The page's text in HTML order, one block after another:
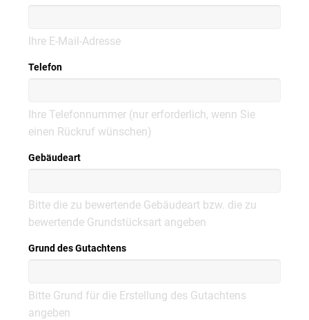
Ihre E-Mail-Adresse
Telefon
Ihre Telefonnummer (nur erforderlich, wenn Sie
einen Rückruf wünschen)
Gebäudeart
Bitte die zu bewertende Gebäudeart bzw. die zu
bewertende Grundstücksart angeben
Grund des Gutachtens
Bitte Grund für die Erstellung des Gutachtens
angeben